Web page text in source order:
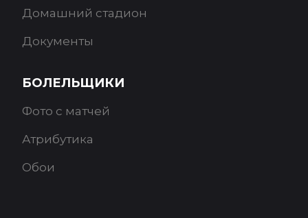
Домашний стадион
Документы
БОЛЕЛЬЩИКИ
Фото с матчей
Атрибутика
Обои